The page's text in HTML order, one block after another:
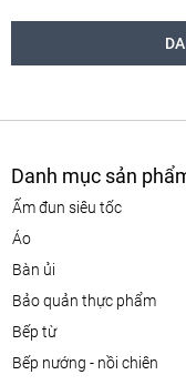
Danh mục sản
ấm đun siêu tốc
áo
bàn ủi
bảo quản thực phẩm
bếp từ
bếp nướng - nồi chiên